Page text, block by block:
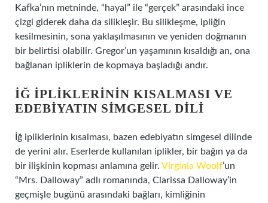
Kafka’nın metninde, “hayal” ile “gerçek” arasındaki ince
çizgi giderek daha da silikleşir. Bu silikleşme, ipliğin
kesilmesinin, sona yaklaşılmasının ve yeniden doğmanın
bir belirtisi olabilir. Gregor’un yaşamının kısaldığı an, ona
bağlanan ipliklerin de kopmaya başladığı andır.
İĞ İPLIKLERININ KISALMASI VE
EDEBIYATIN SIMGESEL DILI
İğ ipliklerinin kısalması, bazen edebiyatın simgesel dilinde
de yerini alır. Eserlerde kullanılan iplikler, bir bağın ya da
bir ilişkinin kopması anlamına gelir. Virginia Woolf’un
“Mrs. Dalloway” adlı romanında, Clarissa Dalloway’in
geçmişle bugünü arasındaki bağları, kimliğinin